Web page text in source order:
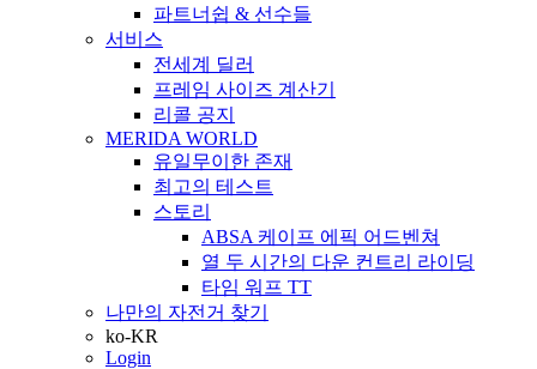
파트너쉽 & 선수들
서비스
전세계 딜러
프레임 사이즈 계산기
리콜 공지
MERIDA WORLD
유일무이한 존재
최고의 테스트
스토리
ABSA 케이프 에픽 어드벤쳐
열 두 시간의 다운 컨트리 라이딩
타임 워프 TT
나만의 자전거 찾기
ko-KR
Login